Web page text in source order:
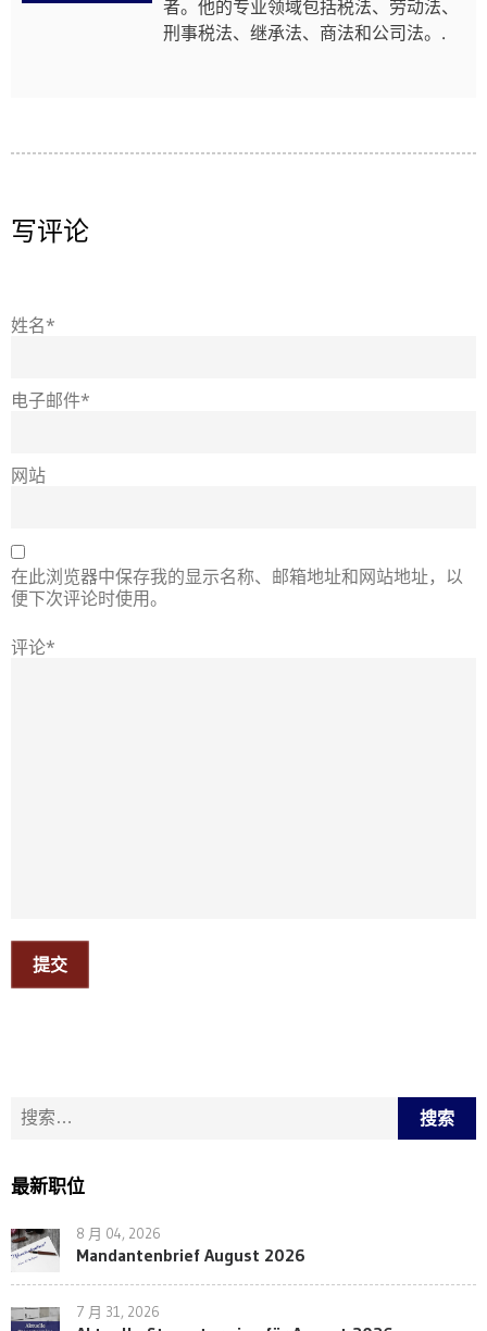
者。他的专业领域包括税法、劳动法、
刑事税法、继承法、商法和公司法。.
写评论
姓名*
电子邮件*
网站
在此浏览器中保存我的显示名称、邮箱地址和网站地址，以
便下次评论时使用。
评论*
提交
搜索：
最新职位
8 月 04, 2026
Mandantenbrief August 2026
7 月 31, 2026